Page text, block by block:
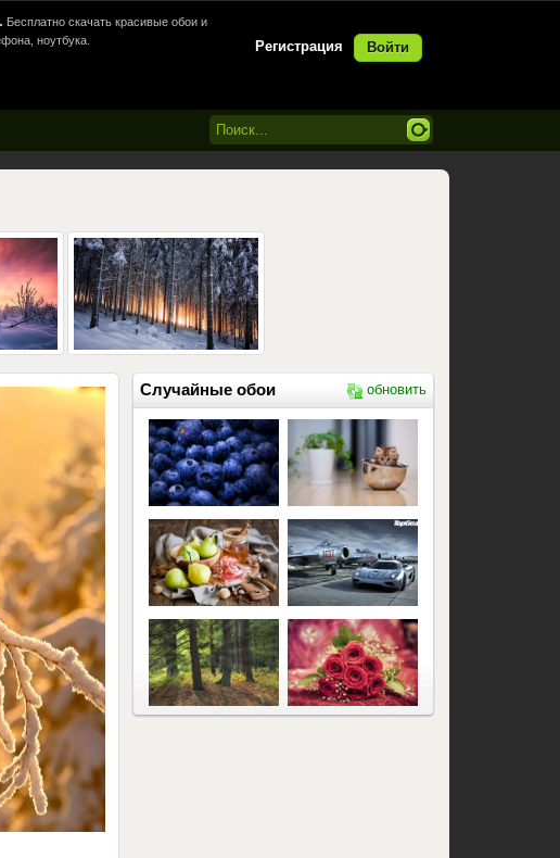
Регистрация Войти
Бесплатно скачать красивые обои и
ноутбука.
Случайные обои обновить